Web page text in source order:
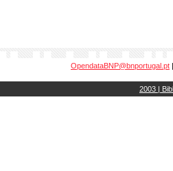
OpendataBNP@bnportugal.pt
2003 |